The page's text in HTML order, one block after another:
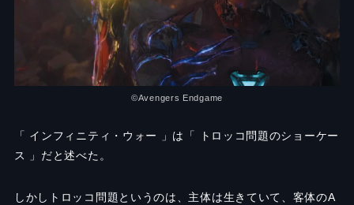
©︎Avengers Endgame
「 インフィニティ・ウォー 」は「 トロッコ問題のショーケー
ス 」だと述べた。
しかしトロッコ問題というのは、主体は生きていて、客体のA